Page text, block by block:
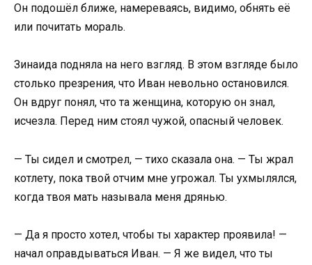
Он подошёл ближе, намереваясь, видимо, обнять её
или почитать мораль.
Зинаида подняла на него взгляд. В этом взгляде было
столько презрения, что Иван невольно остановился.
Он вдруг понял, что та женщина, которую он знал,
исчезла. Перед ним стоял чужой, опасный человек.
— Ты сидел и смотрел, — тихо сказала она. — Ты жрал
котлету, пока твой отчим мне угрожал. Ты ухмылялся,
когда твоя мать называла меня дрянью.
— Да я просто хотел, чтобы ты характер проявила! —
начал оправдываться Иван. — Я же видел, что ты